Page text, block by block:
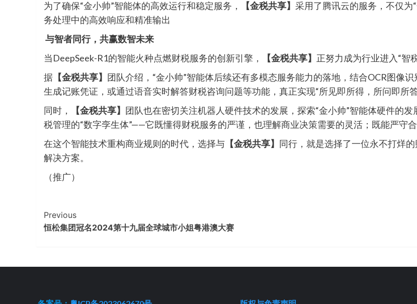
为了确保“金小帅”智能体的高效运行和稳定服务， 【金税共享】 采用了腾讯云的服务，不仅为
务处理中的高效响应和精准输出
与智者同行，共赢数智未来
当DeepSeek-R1的智能火种点燃财税服务的创新引擎，
【金税共享】 正努力成为行业进入“智
据 【金税共享】 团队介绍，“金小帅”智能体后续还有‌多模态服务能力的落地，结合OCR图像
生成记账凭证，或通过语音实时解答财税咨询问题等功能，真正实现“所见即所得，所问即所答
同时，
【金税共享】 团队也在密切关注机器人硬件技术的发展，探索“‌金小帅”智能体硬件的
税管理的“数字孪生体”——它既懂得财税服务的严谨，也理解商业决策需要的灵活；既能严守
在这个智能技术重构商业规则的时代，选择与 【金税共享】 同行，就是选择了一位永不打烊
解决方案。
（推广）
Continue
Reading
Previous
恒松集团冠名2024第十九届全球城市小姐粤港澳大赛